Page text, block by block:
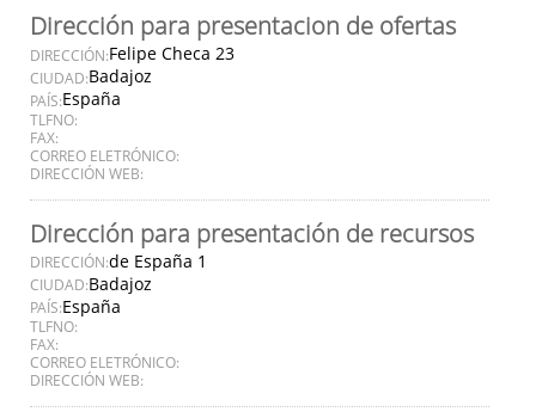
Dirección para presentacion de ofertas
DIRECCIÓN:Felipe Checa 23
CIUDAD:Badajoz
PAÍS:España
TLFNO:
FAX:
CORREO ELETRÓNICO:
DIRECCIÓN WEB:
Dirección para presentación de recursos
DIRECCIÓN:de España 1
CIUDAD:Badajoz
PAÍS:España
TLFNO:
FAX:
CORREO ELETRÓNICO:
DIRECCIÓN WEB: